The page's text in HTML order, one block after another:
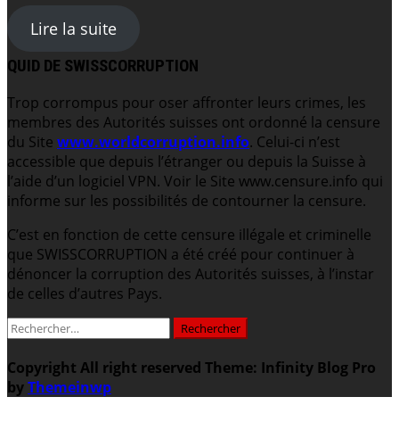
Lire la suite
QUID DE SWISSCORRUPTION
Trop corrompus pour oser affronter leurs crimes, les
membres des Autorités suisses ont ordonné la censure
du Site www.worldcorruption.info. Celui-ci n’est
accessible que depuis l’étranger ou depuis la Suisse à
l’aide d’un logiciel VPN. Voir le Site www.censure.info qui
informe sur les possibilités de contourner la censure.
C’est en fonction de cette censure illégale et criminelle
que SWISSCORRUPTION a été créé pour continuer à
dénoncer la corruption des Autorités suisses, à l’instar
de celles d’autres Pays.
Rechercher :
Copyright All right reserved Theme: Infinity Blog Pro
byThemeinwp